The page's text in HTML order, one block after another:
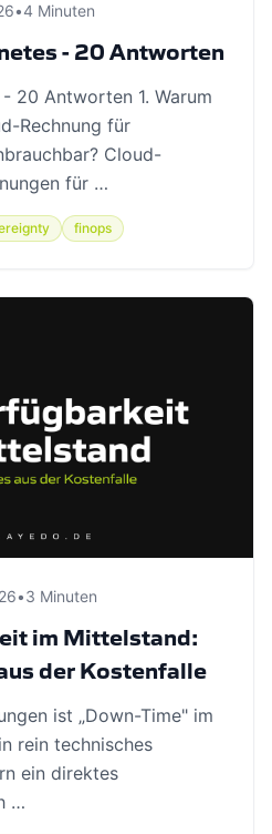
•4 Minuten
- 20 Antworten
20 Antworten 1. Warum
Rechnung für
Cloud-
für …
finops
•3 Minuten
im Mittelstand:
der Kostenfalle
ist „Down-Time" im
rein technisches
ein direktes
…